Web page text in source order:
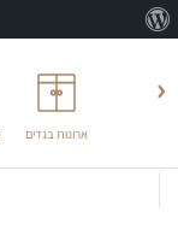
‹
ארונות בגדים
לתוכן